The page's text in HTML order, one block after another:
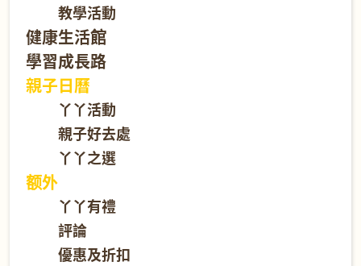
教學活動
健康生活館
學習成長路
親子日曆
丫丫活動
親子好去處
丫丫之選
额外
丫丫有禮
評論
優惠及折扣